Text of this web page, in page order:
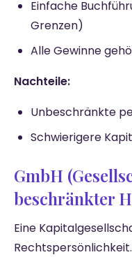
Einfache
Grenzen)
Alle Gewinne
Nachteile:
Unbeschränkte
Schwierigere
GmbH
beschränkter
Eine